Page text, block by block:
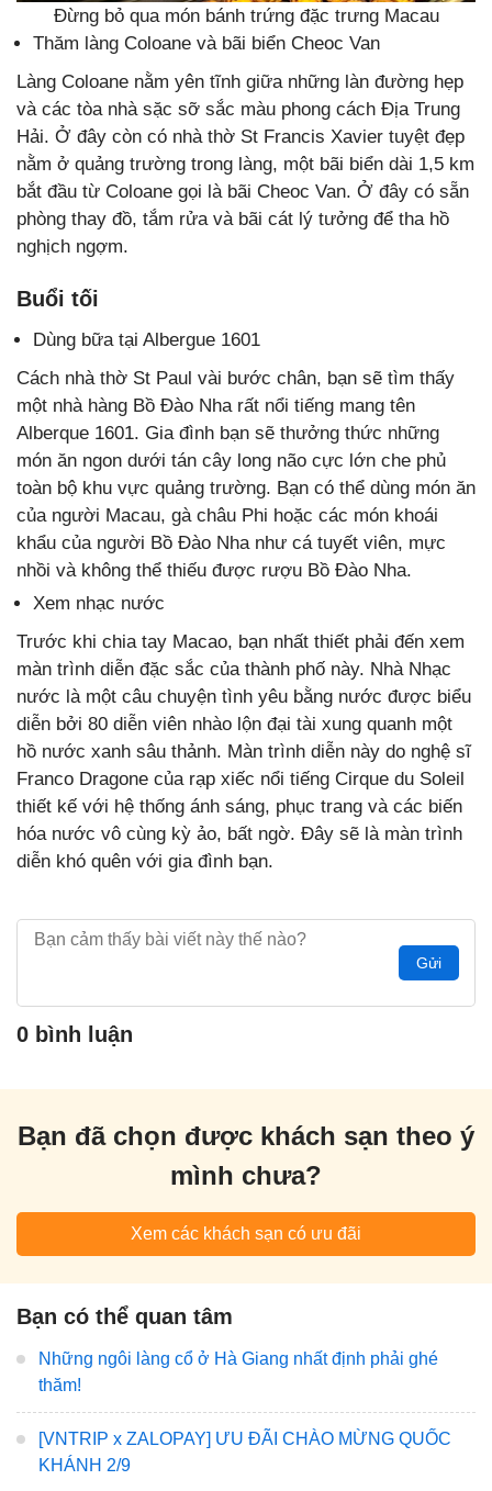
Đừng bỏ qua món bánh trứng đặc trưng Macau
Thăm làng Coloane và bãi biển Cheoc Van
Làng Coloane nằm yên tĩnh giữa những làn đường hẹp
và các tòa nhà sặc sỡ sắc màu phong cách Địa Trung
Hải. Ở đây còn có nhà thờ St Francis Xavier tuyệt đẹp
nằm ở quảng trường trong làng, một bãi biển dài 1,5 km
bắt đầu từ Coloane gọi là bãi Cheoc Van. Ở đây có sẵn
phòng thay đồ, tắm rửa và bãi cát lý tưởng để tha hồ
nghịch ngợm.
Buổi tối
Dùng bữa tại Albergue 1601
Cách nhà thờ St Paul vài bước chân, bạn sẽ tìm thấy
một nhà hàng Bồ Đào Nha rất nổi tiếng mang tên
Alberque 1601. Gia đình bạn sẽ thưởng thức những
món ăn ngon dưới tán cây long não cực lớn che phủ
toàn bộ khu vực quảng trường. Bạn có thể dùng món ăn
của người Macau, gà châu Phi hoặc các món khoái
khẩu của người Bồ Đào Nha như cá tuyết viên, mực
nhồi và không thể thiếu được rượu Bồ Đào Nha.
Xem nhạc nước
Trước khi chia tay Macao, bạn nhất thiết phải đến xem
màn trình diễn đặc sắc của thành phố này. Nhà Nhạc
nước là một câu chuyện tình yêu bằng nước được biểu
diễn bởi 80 diễn viên nhào lộn đại tài xung quanh một
hồ nước xanh sâu thảnh. Màn trình diễn này do nghệ sĩ
Franco Dragone của rạp xiếc nổi tiếng Cirque du Soleil
thiết kế với hệ thống ánh sáng, phục trang và các biến
hóa nước vô cùng kỳ ảo, bất ngờ. Đây sẽ là màn trình
diễn khó quên với gia đình bạn.
Gửi
0 bình luận
Bạn đã chọn được khách sạn theo ý
mình chưa?
Xem các khách sạn có ưu đãi
Bạn có thể quan tâm
Những ngôi làng cổ ở Hà Giang nhất định phải ghé
thăm!
[VNTRIP x ZALOPAY] ƯU ĐÃI CHÀO MỪNG QUỐC
KHÁNH 2/9